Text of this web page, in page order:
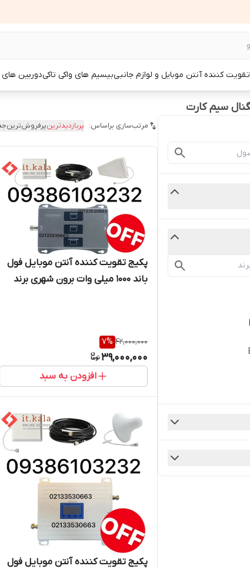
تقویت کننده آنتن موبایل و لوازم جانبیبیسیم های واکی تاکیدوربین های
سیم کارت
مرتب‌سازی براساس: پربازدیدترینپرفروش‌ترین
پکیج تقویت کننده آنتن موبایل فول
باند ۱۰۰۰ میلی وات برون شهری برند
42,000,000
7%
39,000,000
افزودن به سبد
پکیج تقویت کننده آنتن موبایل فول